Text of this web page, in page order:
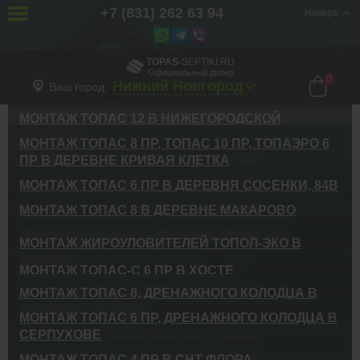
TOPAS-SEPTIKI.RU
Официальный дилер
Ваш город
0
Главная Галерея
ГАЛЕРЕЯ РАБОТ
МОНТАЖ ТОПАС 12 В НИЖЕГОРОДСКОЙ
ОБЛАСТИ
Доставка и установка очистных станций
Нижегородская область
МОНТАЖ ТОПАС 8 ПР, ТОПАС 10 ПР, ТОПАЭРО 6
ПР В ДЕРЕВНЕ КРИВАЯ КЛЕТКА
Доставка и установка очистных станций
д. Кривая Клетка, база отдыха «Селигер-клуб»
МОНТАЖ ТОПАС 6 ПР В ДЕРЕВНЯ СОСЕНКИ, 84В
Доставка и установка очистных станций
МОНТАЖ ТОПАС 8 В ДЕРЕВНЕ МАКАРОВО
Доставка и установка очистных станций
г. Москва деревня Макарово
МОНТАЖ ТОПАС 9 В ДЕРЕВНЕ МЕШКОВО
г.Москва , деревня Мешково
МОНТАЖ ЖИРОУЛОВИТЕЛЕЙ ТОПОЛ-ЭКО В
Москва, Бескудниковский бульвар, 59А, клиника Федорова
МОНТАЖ ТОПАС-С 6 ПР В ХОСТЕ
Доставка и установка очистных станций
Володи Ульянова 69/72И, Хоста, Красная Воля, Сочи,
Краснодарский край
МОНТАЖ ТОПАС 8, ДРЕНАЖНОГО КОЛОДЦА В
ДЕРЕВНЕ СКУЛИНО
Доставка и установка очистных станций
Тверская обл., д. Скулино
МОНТАЖ ТОПАС 6 ПР, ДРЕНАЖНОГО КОЛОДЦА В
СЕРПУХОВЕ
Наверх
+7 (831) 262 63 94